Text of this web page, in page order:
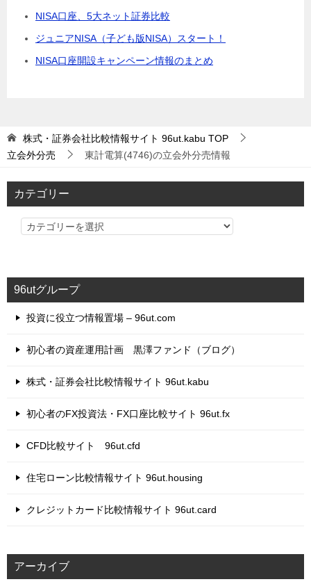
NISA口座、5大ネット証券比較
ジュニアNISA（子ども版NISA）スタート！
NISA口座開設キャンペーン情報のまとめ
株式・証券会社比較情報サイト 96ut.kabu TOP
立会外分売
東計電算(4746)の立会外分売情報
カテゴリー
カ
リ
ー
96utグループ
投資に役立つ情報置場 – 96ut.com
初心者の資産運用計画 黒澤ファンド（ブログ）
株式・証券会社比較情報サイト 96ut.kabu
初心者のFX投資法・FX口座比較サイト 96ut.fx
CFD比較サイト 96ut.cfd
住宅ローン比較情報サイト 96ut.housing
クレジットカード比較情報サイト 96ut.card
アーカイブ